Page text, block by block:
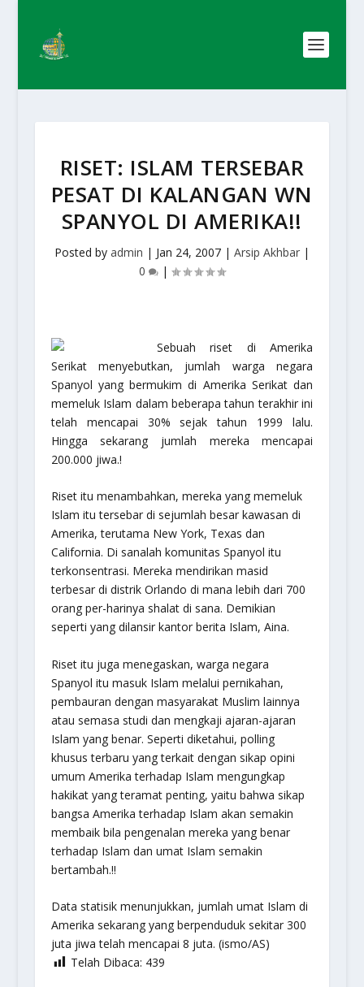
RISET: ISLAM TERSEBAR
PESAT DI KALANGAN WN
SPANYOL DI AMERIKA!!
Posted by admin | Jan 24, 2007| Arsip Akhbar|
0
|
Sebuah riset di Amerika
Serikat menyebutkan, jumlah warga negara
Spanyol yang bermukim di Amerika Serikat dan
memeluk Islam dalam beberapa tahun terakhir ini
telah mencapai 30% sejak tahun 1999 lalu.
Hingga sekarang jumlah mereka mencapai
200.000 jiwa.!
Riset itu menambahkan, mereka yang memeluk
Islam itu tersebar di sejumlah besar kawasan di
Amerika, terutama New York, Texas dan
California. Di sanalah komunitas Spanyol itu
terkonsentrasi. Mereka mendirikan masid
terbesar di distrik Orlando di mana lebih dari 700
orang per-harinya shalat di sana. Demikian
seperti yang dilansir kantor berita Islam, Aina.
Riset itu juga menegaskan, warga negara
Spanyol itu masuk Islam melalui pernikahan,
pembauran dengan masyarakat Muslim lainnya
atau semasa studi dan mengkaji ajaran-ajaran
Islam yang benar. Seperti diketahui, polling
khusus terbaru yang terkait dengan sikap opini
umum Amerika terhadap Islam mengungkap
hakikat yang teramat penting, yaitu bahwa sikap
bangsa Amerika terhadap Islam akan semakin
membaik bila pengenalan mereka yang benar
terhadap Islam dan umat Islam semakin
bertambah.!!
Data statisik menunjukkan, jumlah umat Islam di
Amerika sekarang yang berpenduduk sekitar 300
juta jiwa telah mencapai 8 juta. (ismo/AS)
Telah Dibaca: 439